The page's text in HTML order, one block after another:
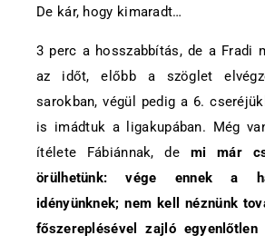
De kár, hogy kimaradt…
3 perc a hosszabbítás, de a Fradi
az időt, előbb a szöglet
sarokban, végül pedig a 6.
is imádtuk a ligakupában. Még
ítélete Fábiánnak, de mi már
örülhetünk: vége ennek a
idényünknek; nem kell néznünk
főszereplésével zajló